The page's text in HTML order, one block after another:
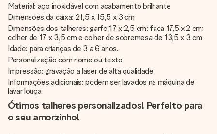
Material: aço inoxidável com acabamento brilhante
Dimensões da caixa: 21,5 x 15,5 x 3 cm
Dimensões dos talheres: garfo 17 x 2,5 cm; faca 17,5 x 2 cm;
colher de 17 x 3,5 cm e colher de sobremesa de 13,5 x 3 cm
Idade: para crianças de 3 a 6 anos.
Personalização com nome ou texto
Impressão: gravação a laser de alta qualidade
Informações adicionais: podem ser lavados na máquina de
lavar louça
Ótimos talheres personalizados! Perfeito para
o seu amorzinho!